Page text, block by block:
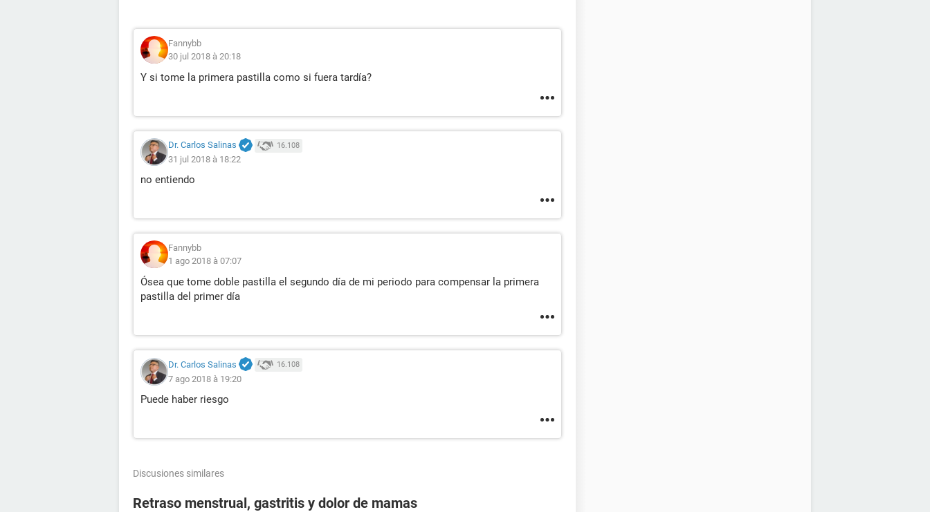
Fannybb
30 jul 2018 à 20:18
Y si tome la primera pastilla como si fuera tardía?
Dr. Carlos Salinas 16.108
31 jul 2018 à 18:22
no entiendo
Fannybb
1 ago 2018 à 07:07
Ósea que tome doble pastilla el segundo día de mi periodo para compensar la primera
pastilla del primer día
Dr. Carlos Salinas 16.108
7 ago 2018 à 19:20
Puede haber riesgo
Discusiones similares
Retraso menstrual, gastritis y dolor de mamas